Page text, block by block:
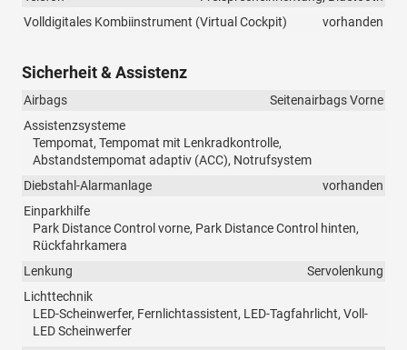
Volldigitales Kombiinstrument (Virtual Cockpit)
vorhanden
Sicherheit & Assistenz
Airbags
Seitenairbags Vorne
Assistenzsysteme
Tempomat, Tempomat mit Lenkradkontrolle,
Abstandstempomat adaptiv (ACC), Notrufsystem
Diebstahl-Alarmanlage
vorhanden
Einparkhilfe
Park Distance Control vorne, Park Distance Control hinten,
Rückfahrkamera
Lenkung
Servolenkung
Lichttechnik
LED-Scheinwerfer, Fernlichtassistent, LED-Tagfahrlicht, Voll-
LED Scheinwerfer